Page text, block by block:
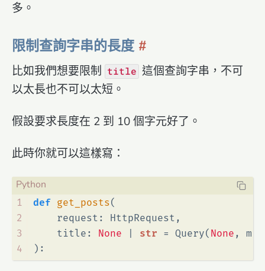
多。
限制查詢字串的長度
比如我們想要限制 title 這個查詢字串，不可
以太長也不可以太短。
假設要求長度在 2 到 10 個字元好了。
此時你就可以這樣寫：
1
2
3
4
def get_posts(
    request: HttpRequest,
    title:
None str = Query( None ,
):